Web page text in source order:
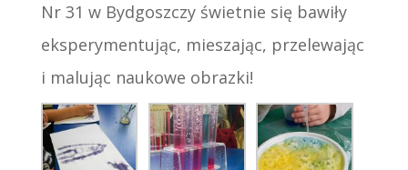
Nr 31 w Bydgoszczy świetnie się bawiły
eksperymentując, mieszając, przelewając
i malując naukowe obrazki!